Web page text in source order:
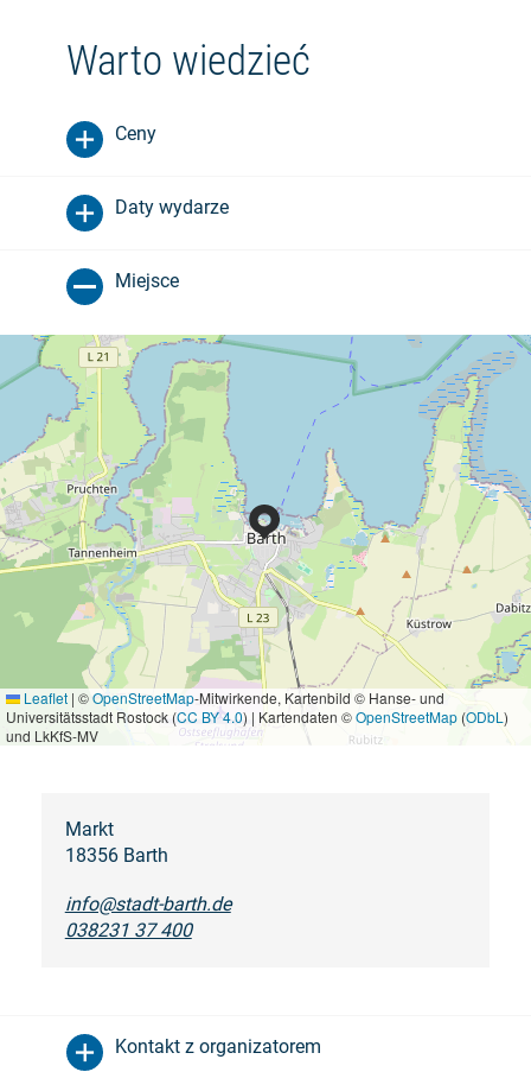
Warto wiedzieć
Ceny
Daty wydarze
Miejsce
Leaflet | ©OpenStreetMap-Mitwirkende, Kartenbild © Hanse- und
Universitätsstadt Rostock (CC BY 4.0) | Kartendaten ©OpenStreetMap (ODbL )
und LkKfS-MV
Markt
18356 Barth
info@stadt-barth.de
038231 37 400
Kontakt z organizatorem